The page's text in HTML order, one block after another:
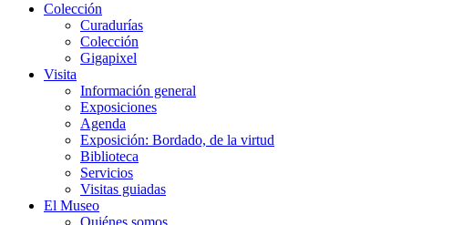
Colección
Curadurías
Colección
Gigapixel
Visita
Información general
Exposiciones
Agenda
Exposición: Bordado, de la virtud
Biblioteca
Servicios
Visitas guiadas
El Museo
Quiénes somos